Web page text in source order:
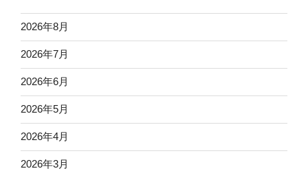
2026年8月
2026年7月
2026年6月
2026年5月
2026年4月
2026年3月